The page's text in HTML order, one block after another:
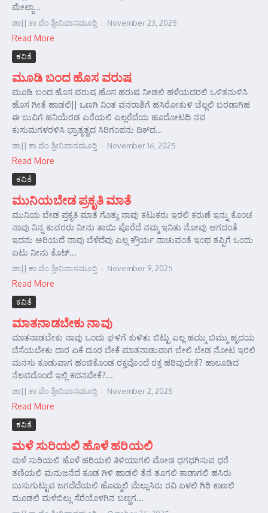
ಮೇಲ್ಜಾ...
ಡಾ|| ಕಾ ವೆಂ ಶ್ರೀನಿವಾಸಮೂರ್‍ತಿ November 23, 2025
Read More
ಕವಿತೆ
ಮೂಡಿ ಬಂದ ಹೊಸ ವರುಷ
ಮೂಡಿ ಬಂದ ಹೊಸ ವರುಷ ಹೊಸ ಹರುಷ ನೀಡಲಿ ಹಳೆಯದರಲಿ ಒಳಿತನುಳಿಸಿ
ಹೊಸ ಗೀತೆ ಹಾಡಲಿ|| ಒಣಗಿ ನಿಂತ ವನರಾಶಿಗೆ ಹಸಿರೋಕುಳಿ ಚೆಲ್ಲಲಿ ಬರಡಾಗಿಹ
ಈ ಬುವಿಗೆ ಹನಿಯೆರಡ ಎರೆಯಲಿ ಎಲ್ಲರೆದೆಯ ಹೂದೋಟದಿ ನವ
ಕುಸುಮಗಳರಳಿಸಿ ಭ್ರಾತೃತ್ವದ ಸಿರಿಗಂಪನು ದಿಕ್‌ದ...
ಡಾ|| ಕಾ ವೆಂ ಶ್ರೀನಿವಾಸಮೂರ್‍ತಿ November 16, 2025
Read More
ಕವಿತೆ
ಮುನಿಯಬೇಡ ಪ್ರಕೃತಿ ಮಾತೆ
ಮುನಿಯ ಬೇಡ ಪ್ರಕೃತಿ ಮಾತೆ ಗೊತ್ತು ನಾವು ಕಟುಕರು ಇರಲಿ ಕರುಣೆ ಇನ್ನು ಕೊಂಚ
ನಾವು ನಿನ್ನ ಕುವರರು ನೀನು ತಾಯಿ ಪೊರೆದೆ ನಮ್ಮ ಇನಿತು ನೋವು ಆಗದಂತೆ
ಇದನು ಅರಿಯದೆ ನಾವು ಬೆಳೆದೆವು ಎಲ್ಲ ಕ್ರೌರ್ಯ ನಾಚುವಂತೆ ಇಂಥ ತಪ್ಪಿಗೆ ಒಂದು
ಏಟು ನೀನು ಕೊಟ್...
ಡಾ|| ಕಾ ವೆಂ ಶ್ರೀನಿವಾಸಮೂರ್‍ತಿ November 9, 2025
Read More
ಕವಿತೆ
ಮಾತನಾಡಬೇಕು ನಾವು
ಮಾತನಾಡಬೇಕು ನಾವು ಒಂದು ಘಳಿಗೆ ಕುಳಿತು ಬಿಟ್ಟು ಎಲ್ಲ ಹಮ್ಮು ಬಿಮ್ಮು ಹೃದಯ
ಬೆಸೆಯಬೇಕು ದಾರ ಏಕೆ ದೂರ ಬೇಕೆ ಮಾತನಾಡುವಾಗ ಬೇಲಿ ಬೇಡ ನೋಟ ಇರಲಿ
ಮನಸು ಕೂಡುವಾಗ ಹಂಚಿಕೊಂಡ ರಕ್ತವೊಂದೆ ರಕ್ತ ಹರಿವುದೇಕೆ? ಹಾಲೂಡಿದ
ನೆಲವದೊಂದೆ ಇಲ್ಲಿ ಕದನವೇಕೆ?...
ಡಾ|| ಕಾ ವೆಂ ಶ್ರೀನಿವಾಸಮೂರ್‍ತಿ November 2, 2025
Read More
ಕವಿತೆ
ಮಳೆ ಸುರಿಯಲಿ ಹೊಳೆ ಹರಿಯಲಿ
ಮಳೆ ಸುರಿಯಲಿ ಹೊಳೆ ಹರಿಯಲಿ ತಿಳಿಯಾಗಲಿ ಮೋಡ ಧಗಧಗಿಸುವ ಧರೆ
ತಣಿಯಲಿ ಮನುಜನೆದೆ ಕೂಡ ಗಿಳಿ ಹಾಡಲಿ ತೆನೆ ತೂಗಲಿ ಕಾಡಾಗಲಿ ಹಸಿರು
ಬುಸುಗುಟ್ಟುವ ಜಗದೆದೆಯಲಿ ಹೊಮ್ಮಲಿ ಮೆಲ್ಲುಸಿರು ರವಿ ಏಳಲಿ ಗಿರಿ ಕಾಣಲಿ
ಮೂಡಲಿ ಮಳೆಬಿಲ್ಲು ಸೆರೆಯೊಳಗಿನ ಬಣ್ಣಗ...